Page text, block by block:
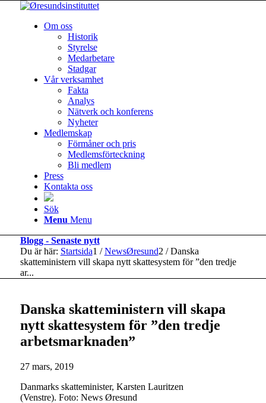
Om oss
Historik
Styrelse
Medarbetare
Stadgar
Vår verksamhet
Fakta
Analys
Nätverk och konferens
Nyheter
Medlemskap
Förmåner och pris
Medlemsförteckning
Bli medlem
Press
Kontakta oss
Sök
Menu Menu
Blogg - Senaste nytt
Du är här: Startsida1 / NewsØresund2 / Danska
skatteministern vill skapa nytt skattesystem för ”den tredje
ar...
Danska skatteministern vill skapa
nytt skattesystem för ”den tredje
arbetsmarknaden”
27 mars, 2019
Danmarks skatteminister, Karsten Lauritzen
(Venstre). Foto: News Øresund